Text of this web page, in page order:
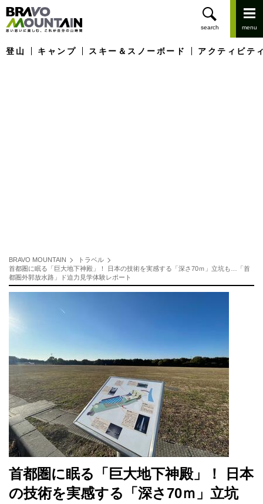
登山 キャンプ スキー＆スノーボード アクティビテ
BRAVO MOUNTAIN
トラベル
首都圏に眠る「巨大地下神殿」！ 日本の技術を実感する「深さ70ｍ」立坑も…「首
都圏外郭放水路」ド迫力見学体験レポート
首都圏に眠る「巨大地下神殿」！ 日本
の技術を実感する「深さ70ｍ」立坑